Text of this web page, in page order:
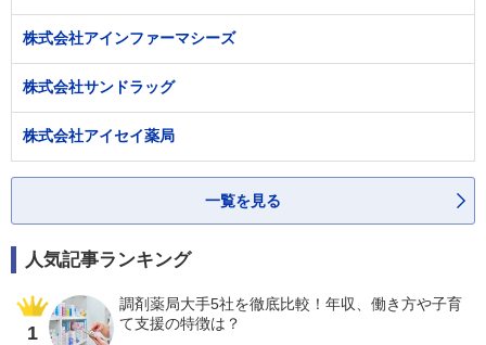
株式会社アインファーマシーズ
株式会社サンドラッグ
株式会社アイセイ薬局
一覧を見る
人気記事ランキング
1
調剤薬局大手5社を徹底比較！年収、働き方や子育
て支援の特徴は？